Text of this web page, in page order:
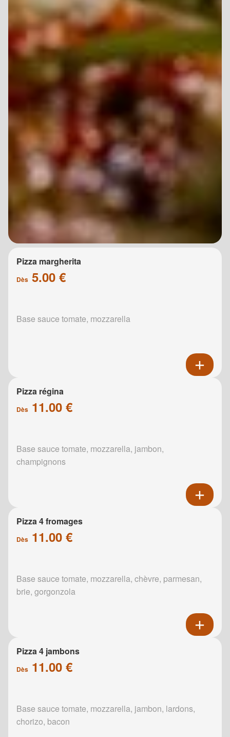
Pizza margherita
Dès 5.00 €
Base sauce tomate, mozzarella
Pizza régina
Dès 11.00 €
Base sauce tomate, mozzarella, jambon,
champignons
Pizza 4 fromages
Dès 11.00 €
Base sauce tomate, mozzarella, chèvre, parmesan,
brie, gorgonzola
Pizza 4 jambons
Dès 11.00 €
Base sauce tomate, mozzarella, jambon, lardons,
chorizo, bacon